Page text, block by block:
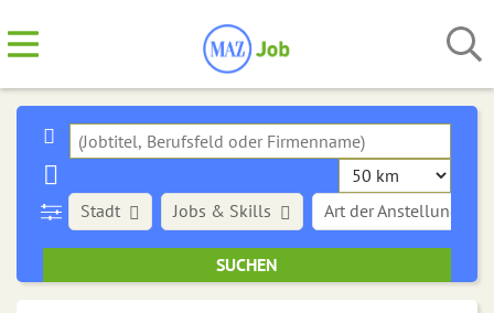
Stadt Art der Anstellung
Jobs & Skills